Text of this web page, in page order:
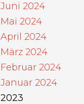
Juni 2024
Mai 2024
April 2024
März 2024
Februar 2024
Januar 2024
2023